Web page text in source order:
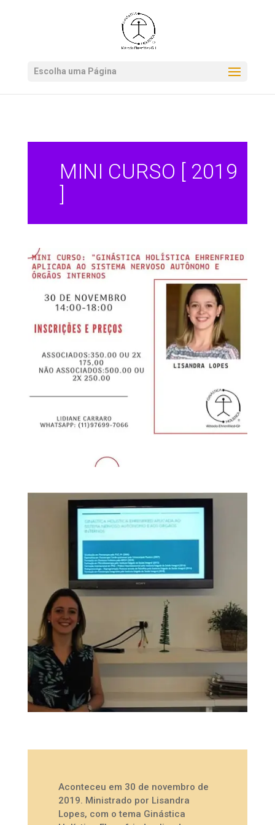
Escolha uma Página
MINI CURSO [ 2019
]
Aconteceu em 30 de novembro de
2019. Ministrado por Lisandra
Lopes, com o tema Ginástica